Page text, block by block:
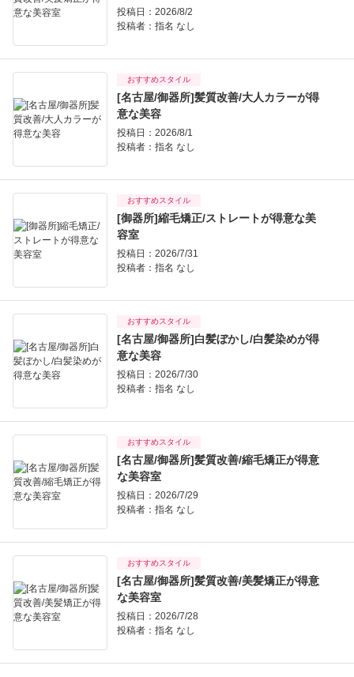
投稿日：2026/8/2
投稿者： 指名 なし
おすすめスタイル
[名古屋/御器所]髪質改善/大人カラーが得
意な美容
投稿日：2026/8/1
投稿者： 指名 なし
おすすめスタイル
[御器所]縮毛矯正/ストレートが得意な美
容室
投稿日：2026/7/31
投稿者： 指名 なし
おすすめスタイル
[名古屋/御器所]白髪ぼかし/白髪染めが得
意な美容
投稿日：2026/7/30
投稿者： 指名 なし
おすすめスタイル
[名古屋/御器所]髪質改善/縮毛矯正が得意
な美容室
投稿日：2026/7/29
投稿者： 指名 なし
おすすめスタイル
[名古屋/御器所]髪質改善/美髪矯正が得意
な美容室
投稿日：2026/7/28
投稿者： 指名 なし